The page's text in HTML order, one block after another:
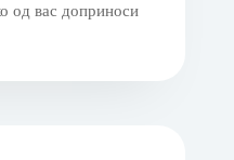
од вас доприноси